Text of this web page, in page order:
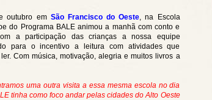
outubro em São Francisco do Oeste, na Escola
do Programa BALE animou a manhã com conto e
a participação das crianças a nossa equipe
para o incentivo a leitura com atividades que
Com música, motivação, alegria e muitos livros a
uma outra visita a essa mesma escola no dia
tinha como foco andar pelas cidades do Alto Oeste